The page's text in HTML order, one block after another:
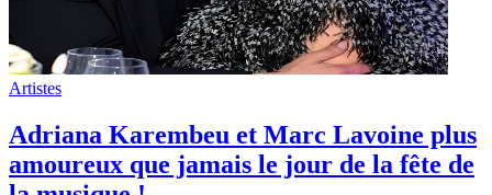
Artistes
Adriana Karembeu et Marc Lavoine plus
amoureux que jamais le jour de la fête de